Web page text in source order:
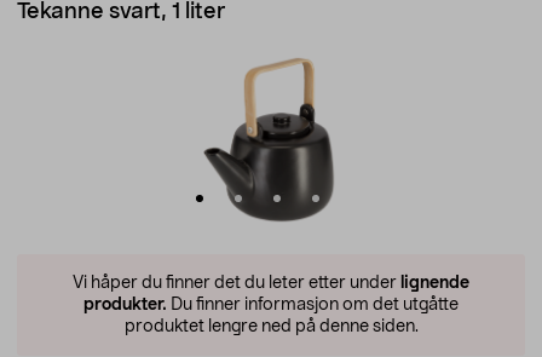
Tekanne svart, 1 liter
Vi håper du finner det du leter etter under lignende
produkter. Du finner informasjon om det utgåtte
produktet lengre ned på denne siden.